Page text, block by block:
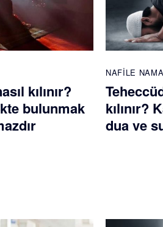
kılınır?
bulunmak
NAFILE
kılınır?
dua ve